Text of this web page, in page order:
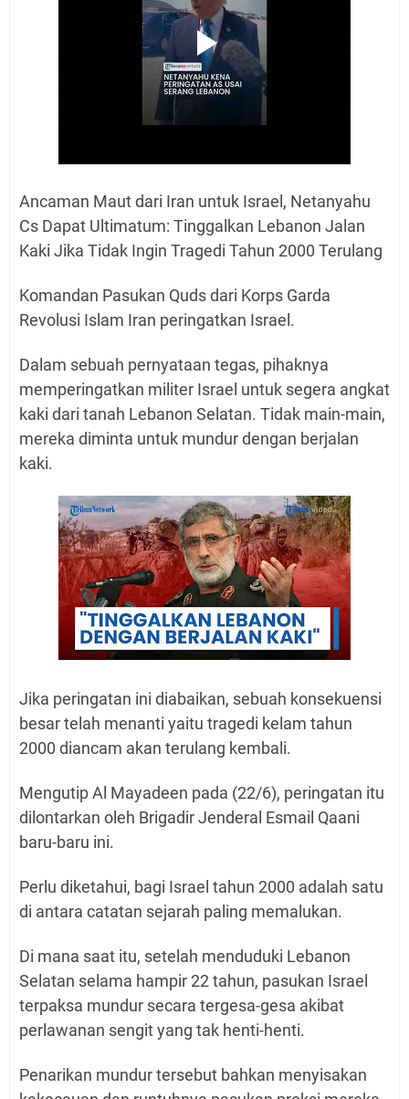
Ancaman Maut dari Iran untuk Israel, Netanyahu
Cs Dapat Ultimatum: Tinggalkan Lebanon Jalan
Kaki Jika Tidak Ingin Tragedi Tahun 2000 Terulang
Komandan Pasukan Quds dari Korps Garda
Revolusi Islam Iran peringatkan Israel.
Dalam sebuah pernyataan tegas, pihaknya
memperingatkan militer Israel untuk segera angkat
kaki dari tanah Lebanon Selatan. Tidak main-main,
mereka diminta untuk mundur dengan berjalan
kaki.
Jika peringatan ini diabaikan, sebuah konsekuensi
besar telah menanti yaitu tragedi kelam tahun
2000 diancam akan terulang kembali.
Mengutip Al Mayadeen pada (22/6), peringatan itu
dilontarkan oleh Brigadir Jenderal Esmail Qaani
baru-baru ini.
Perlu diketahui, bagi Israel tahun 2000 adalah satu
di antara catatan sejarah paling memalukan.
Di mana saat itu, setelah menduduki Lebanon
Selatan selama hampir 22 tahun, pasukan Israel
terpaksa mundur secara tergesa-gesa akibat
perlawanan sengit yang tak henti-henti.
Penarikan mundur tersebut bahkan menyisakan